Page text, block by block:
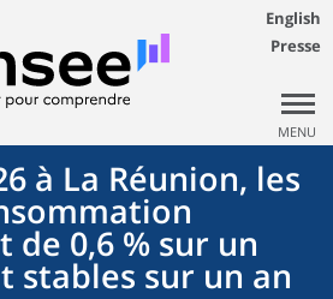
English
Presse
MENU
à La Réunion, les
de 0,6 % sur un
stables sur un an